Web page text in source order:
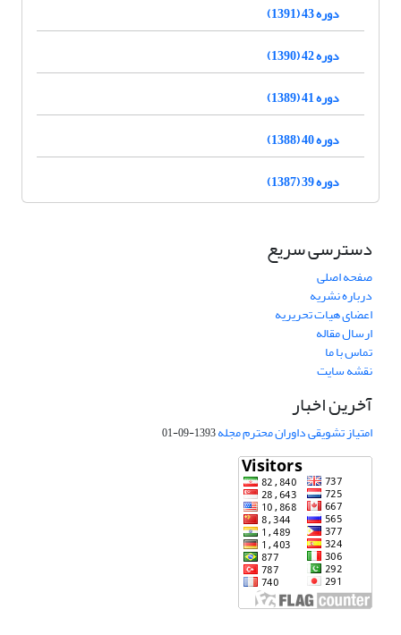
دوره 43 (1391)
دوره 42 (1390)
دوره 41 (1389)
دوره 40 (1388)
دوره 39 (1387)
دسترسی سریع
صفحه اصلی
درباره نشریه
اعضای هیات تحریریه
ارسال مقاله
تماس با ما
نقشه سایت
آخرین اخبار
امتیاز تشویقی داوران محترم مجله1393-09-01